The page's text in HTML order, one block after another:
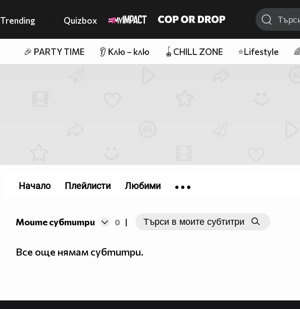
Trending Quizbox
🎉 PARTY TIME 👂 Клю – клю 🪀CHILL ZONE ⭐Lifestyle
Моите субтитри 0 |
Все още нямам субтитри.
Начало Плейлисти Любими